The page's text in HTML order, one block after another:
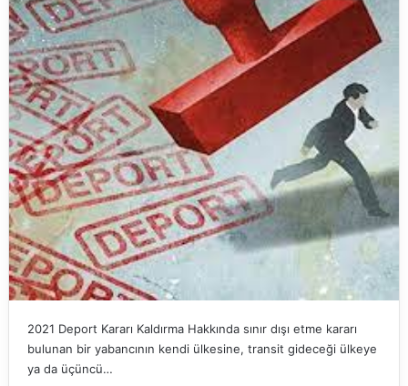
2021 Deport Kararı Kaldırma Hakkında sınır dışı etme kararı
bulunan bir yabancının kendi ülkesine, transit gideceği ülkeye
ya da üçüncü…